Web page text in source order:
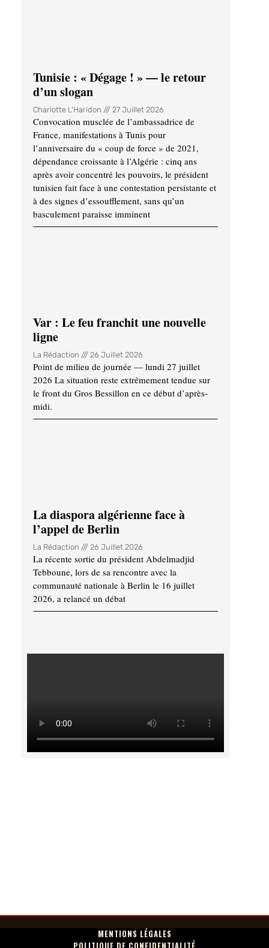
Tunisie : « Dégage ! » — le retour
d’un slogan
Charlotte L'Haridon 27 Juillet 2026
Convocation musclée de l’ambassadrice de
France, manifestations à Tunis pour
l’anniversaire du « coup de force » de 2021,
dépendance croissante à l’Algérie : cinq ans
après avoir concentré les pouvoirs, le président
tunisien fait face à une contestation persistante et
à des signes d’essoufflement, sans qu’un
basculement paraisse imminent
Var : Le feu franchit une nouvelle
ligne
La Rédaction 26 Juillet 2026
Point de milieu de journée — lundi 27 juillet
2026 La situation reste extrêmement tendue sur
le front du Gros Bessillon en ce début d’après-
midi.
La diaspora algérienne face à
l’appel de Berlin
La Rédaction 26 Juillet 2026
La récente sortie du président Abdelmadjid
Tebboune, lors de sa rencontre avec la
communauté nationale à Berlin le 16 juillet
2026, a relancé un débat
MENTIONS LÉGALES